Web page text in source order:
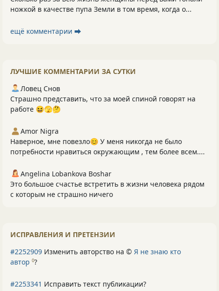
ножкой в качестве пупа Земли в том время, когда о...
ещё комментарии ⮕
ЛУЧШИЕ КОММЕНТАРИИ ЗА СУТКИ
Ловец Снов
Страшно представить, что за моей спиной говорят на
работе 😆🫣🤔
Amor Nigra
Наверное, мне повезло😊 У меня никогда не было
потребности нравиться окружающим , тем более всем....
Angelina Lobankova Boshar
Это большое счастье встретить в жизни человека рядом
с которым не страшно ничего
ИСПРАВЛЕНИЯ И ПРЕТЕНЗИИ
#2252909 Изменить авторство на © Я не знаю кто
автор 0?
#2253341 Исправить текст публикации?